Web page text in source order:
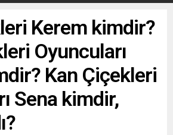
Kerem kimdir?
Oyuncuları
Kan Çiçekleri
Sena kimdir,